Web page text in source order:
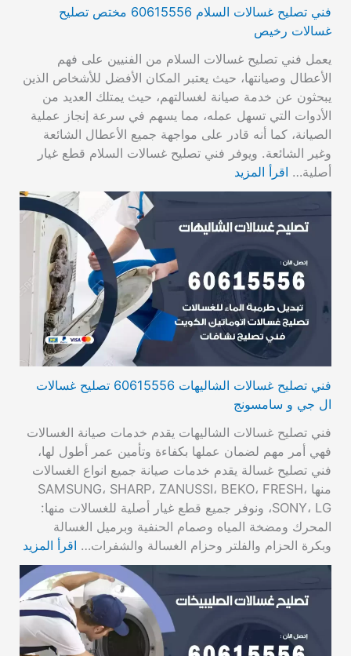
فني تصليح غسالات السلام 60615556 مختص تصليح
غسالات رخيص
يعمل فني تصليح غسالات السلام من الفنيين على فهم
الأعطال وصيانتها، حيث يعتبر المكان الأفضل للأشخاص الذين
يبحثون عن خدمة صيانة لغسالتهم، حيث يمتلك العديد من
الأدوات التي تسهل عمله، مما يسهم في سرعة إنجاز عملية
الصيانة، كما أنه قادر على مواجهة جميع الأعطال الشائعة
وغير الشائعة. ويوفر فني تصليح غسالات السلام قطع غيار
أصلية… اقرأ المزيد
فني تصليح غسالات الشاليهات 60615556 تصليح غسالات
ال جي و سامسونج
فني تصليح غسالات الشاليهات يقدم خدمات صيانة الغسالات
فهي أمر مهم لضمان عملها بكفاءة وتأمين عمر أطول لها،
فني تصليح غسالة يقدم خدمات صيانة جميع انواع الغسالات
منها SAMSUNG، SHARP، ZANUSSI، BEKO، FRESH،
SONY، LG، ونوفر جميع قطع غيار أصلية للغسالات منها:
المحرك ومضخة المياه وصمام الحنفية وبرميل الغسالة
وبكرة الحزام والفلتر وحزام الغسالة والشفرات… اقرأ المزيد